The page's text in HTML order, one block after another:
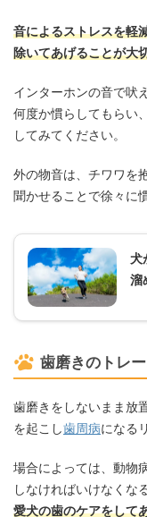
音によるストレスを軽
除いてあげることが大
インターホンの音で吠
何度か慣らしてもらい
してみてください。
外の物音は、チワワを
聞かせることで徐々に
犬
溜
歯磨きのトレ
歯磨きをしないまま放
を起こし歯周病になる
場合によっては、動物
しなければいけなくな
愛犬の歯のケアをして